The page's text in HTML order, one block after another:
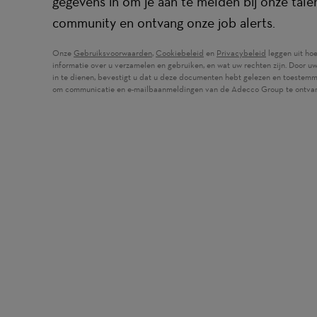
community en ontvang onze job alerts.
Onze Gebruiksvoorwaarden(wordt in een nieuw venster geopend)
, Cookiebeleid (wordt in een nieuw venster
en Privacybeleid (wordt in een
leggen uit
informatie over u verzamelen en gebruiken, en wat uw rechten zijn. Door
in te dienen, bevestigt u dat u deze documenten hebt gelezen en
om communicatie en e-mailbaanmeldingen van de Adecco Group te